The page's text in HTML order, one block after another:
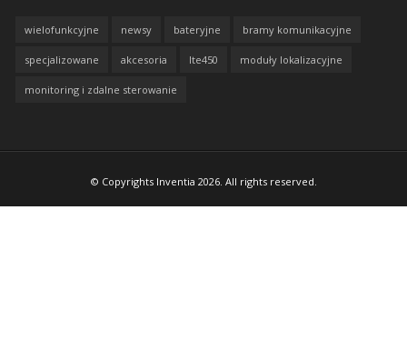
wielofunkcyjne newsy bateryjne bramy komunikacyjne
specjalizowane akcesoria lte450 moduły lokalizacyjne
monitoring i zdalne sterowanie
© Copyrights Inventia 2026. All rights reserved.